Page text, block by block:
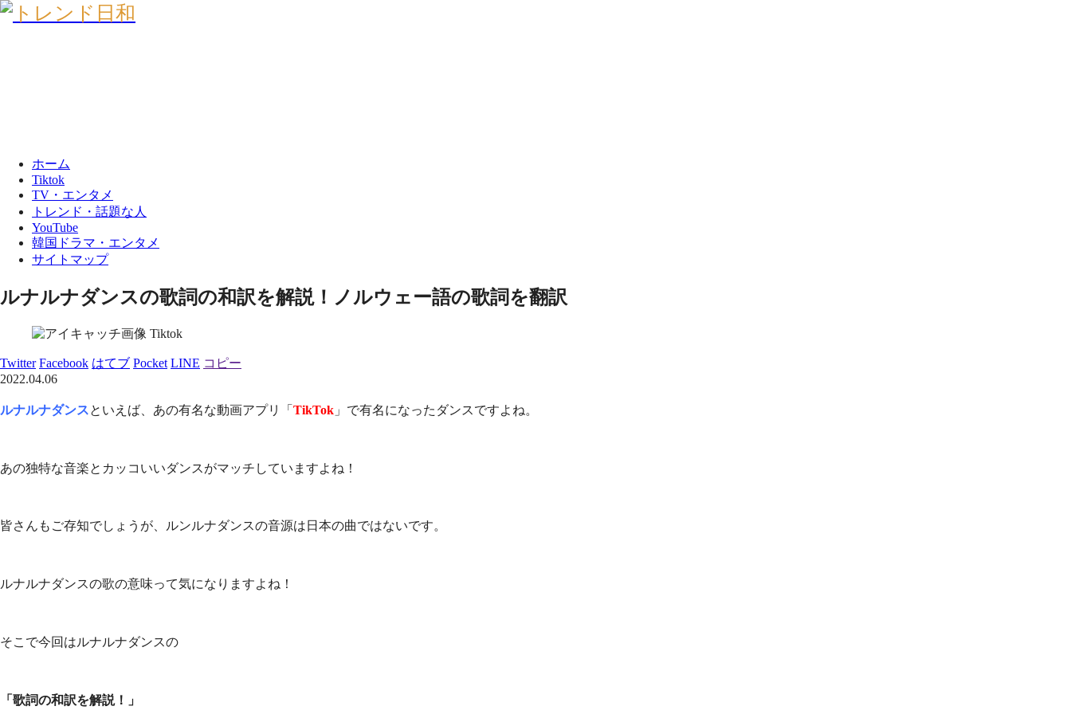
ホーム
Tiktok
TV・エンタメ
トレンド・話題な人
YouTube
韓国ドラマ・エンタメ
サイトマップ
ルナルナダンスの歌詞の和訳を解説！ノルウェー語の歌詞を翻訳
Tiktok
Twitter Facebook はてブ Pocket LINE コピー
2022.04.06
ルナルナダンスといえば、あの有名な動画アプリ「 TikTok 」で有名になったダンスですよね。
あの独特な音楽とカッコいいダンスがマッチしていますよね！
皆さんもご存知でしょうが、ルンルナダンスの音源は日本の曲ではないです。
ルナルナダンスの歌の意味って気になりますよね！
そこで今回はルナルナダンスの
「歌詞の和訳を解説！」